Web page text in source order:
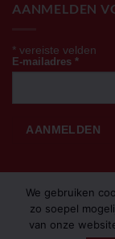
AANMELDEN
* vereiste velden
E-mailadres *
We gebruiken
zo soepel
van onze